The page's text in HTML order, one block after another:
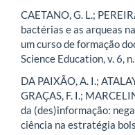
CAETANO, G. L.;
bactérias e as arqueas
um curso de formação
Science Education, v. 6,
DA PAIXÃO, A. I.;
GRAÇAS, F. I.;
da (des)informação:
ciência na estratégia